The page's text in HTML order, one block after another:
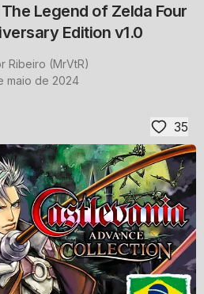
Legend of Zelda Four
Edition v1.0
Ribeiro (MrVtR)
maio de 2024
35